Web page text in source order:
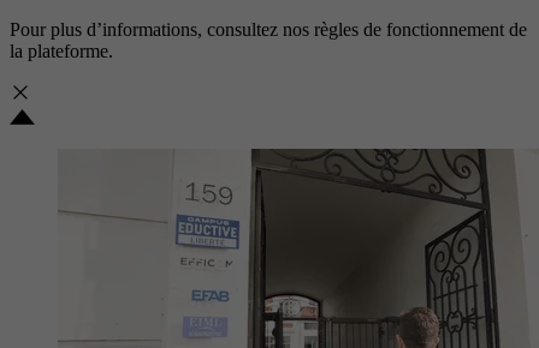
Pour plus d’informations, consultez nos règles de fonctionnement de
la plateforme.